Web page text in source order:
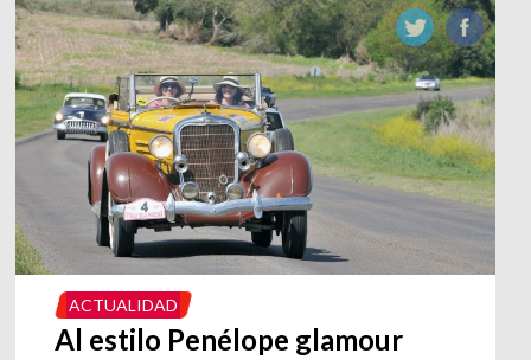
ACTUALIDAD
Al estilo Penélope glamour